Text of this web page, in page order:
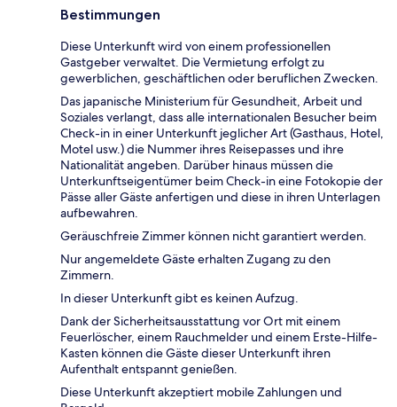
Bestimmungen
Diese Unterkunft wird von einem professionellen
Gastgeber verwaltet. Die Vermietung erfolgt zu
gewerblichen, geschäftlichen oder beruflichen Zwecken.
Das japanische Ministerium für Gesundheit, Arbeit und
Soziales verlangt, dass alle internationalen Besucher beim
Check-in in einer Unterkunft jeglicher Art (Gasthaus, Hotel,
Motel usw.) die Nummer ihres Reisepasses und ihre
Nationalität angeben. Darüber hinaus müssen die
Unterkunftseigentümer beim Check-in eine Fotokopie der
Pässe aller Gäste anfertigen und diese in ihren Unterlagen
aufbewahren.
Geräuschfreie Zimmer können nicht garantiert werden.
Nur angemeldete Gäste erhalten Zugang zu den
Zimmern.
In dieser Unterkunft gibt es keinen Aufzug.
Dank der Sicherheitsausstattung vor Ort mit einem
Feuerlöscher, einem Rauchmelder und einem Erste-Hilfe-
Kasten können die Gäste dieser Unterkunft ihren
Aufenthalt entspannt genießen.
Diese Unterkunft akzeptiert mobile Zahlungen und